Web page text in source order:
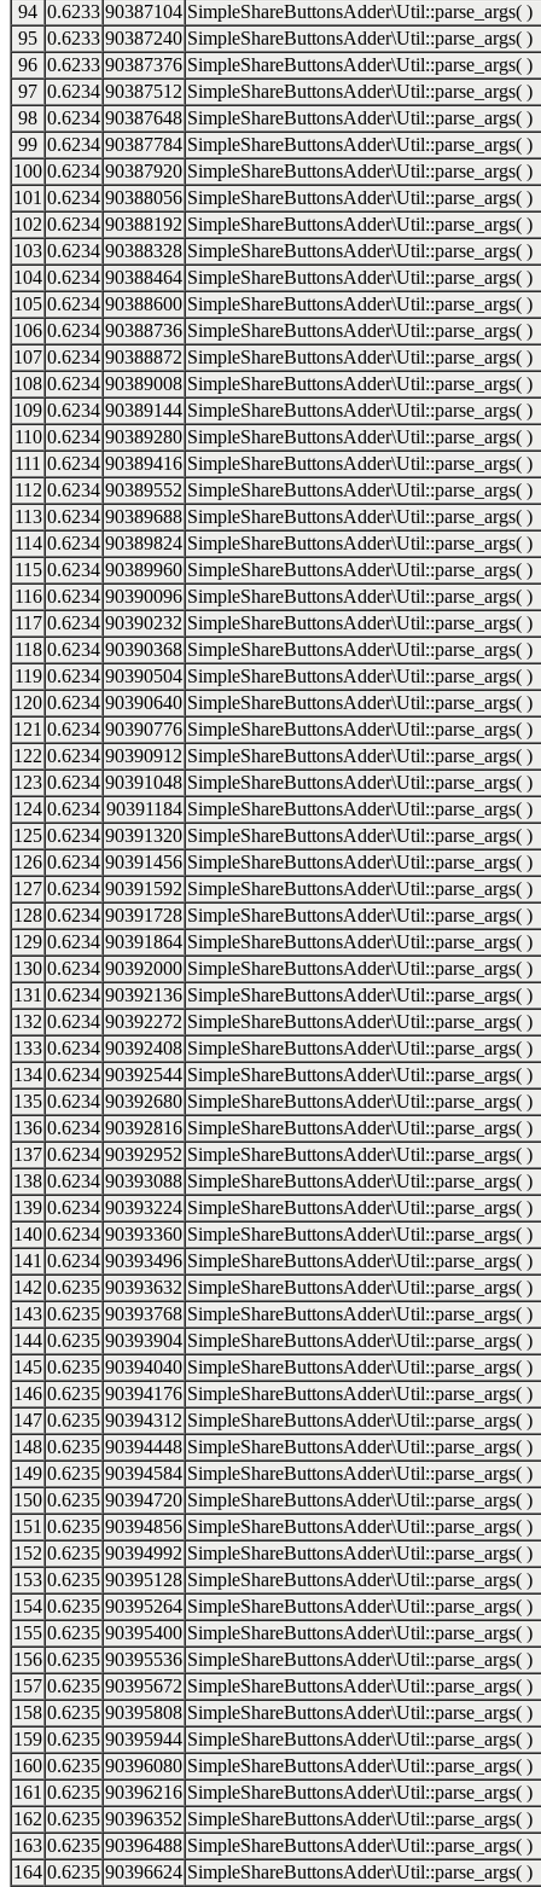
94 0.6233 90387104 SimpleShareButtonsAdder\Util::parse_args( )
95 0.6233 90387240 SimpleShareButtonsAdder\Util::parse_args( )
96 0.6233 90387376 SimpleShareButtonsAdder\Util::parse_args( )
97 0.6234 90387512 SimpleShareButtonsAdder\Util::parse_args( )
98 0.6234 90387648 SimpleShareButtonsAdder\Util::parse_args( )
99 0.6234 90387784 SimpleShareButtonsAdder\Util::parse_args( )
100 0.6234 90387920 SimpleShareButtonsAdder\Util::parse_args( )
101 0.6234 90388056 SimpleShareButtonsAdder\Util::parse_args( )
102 0.6234 90388192 SimpleShareButtonsAdder\Util::parse_args( )
103 0.6234 90388328 SimpleShareButtonsAdder\Util::parse_args( )
104 0.6234 90388464 SimpleShareButtonsAdder\Util::parse_args( )
105 0.6234 90388600 SimpleShareButtonsAdder\Util::parse_args( )
106 0.6234 90388736 SimpleShareButtonsAdder\Util::parse_args( )
107 0.6234 90388872 SimpleShareButtonsAdder\Util::parse_args( )
108 0.6234 90389008 SimpleShareButtonsAdder\Util::parse_args( )
109 0.6234 90389144 SimpleShareButtonsAdder\Util::parse_args( )
110 0.6234 90389280 SimpleShareButtonsAdder\Util::parse_args( )
111 0.6234 90389416 SimpleShareButtonsAdder\Util::parse_args( )
112 0.6234 90389552 SimpleShareButtonsAdder\Util::parse_args( )
113 0.6234 90389688 SimpleShareButtonsAdder\Util::parse_args( )
114 0.6234 90389824 SimpleShareButtonsAdder\Util::parse_args( )
115 0.6234 90389960 SimpleShareButtonsAdder\Util::parse_args( )
116 0.6234 90390096 SimpleShareButtonsAdder\Util::parse_args( )
117 0.6234 90390232 SimpleShareButtonsAdder\Util::parse_args( )
118 0.6234 90390368 SimpleShareButtonsAdder\Util::parse_args( )
119 0.6234 90390504 SimpleShareButtonsAdder\Util::parse_args( )
120 0.6234 90390640 SimpleShareButtonsAdder\Util::parse_args( )
121 0.6234 90390776 SimpleShareButtonsAdder\Util::parse_args( )
122 0.6234 90390912 SimpleShareButtonsAdder\Util::parse_args( )
123 0.6234 90391048 SimpleShareButtonsAdder\Util::parse_args( )
124 0.6234 90391184 SimpleShareButtonsAdder\Util::parse_args( )
125 0.6234 90391320 SimpleShareButtonsAdder\Util::parse_args( )
126 0.6234 90391456 SimpleShareButtonsAdder\Util::parse_args( )
127 0.6234 90391592 SimpleShareButtonsAdder\Util::parse_args( )
128 0.6234 90391728 SimpleShareButtonsAdder\Util::parse_args( )
129 0.6234 90391864 SimpleShareButtonsAdder\Util::parse_args( )
130 0.6234 90392000 SimpleShareButtonsAdder\Util::parse_args( )
131 0.6234 90392136 SimpleShareButtonsAdder\Util::parse_args( )
132 0.6234 90392272 SimpleShareButtonsAdder\Util::parse_args( )
133 0.6234 90392408 SimpleShareButtonsAdder\Util::parse_args( )
134 0.6234 90392544 SimpleShareButtonsAdder\Util::parse_args( )
135 0.6234 90392680 SimpleShareButtonsAdder\Util::parse_args( )
136 0.6234 90392816 SimpleShareButtonsAdder\Util::parse_args( )
137 0.6234 90392952 SimpleShareButtonsAdder\Util::parse_args( )
138 0.6234 90393088 SimpleShareButtonsAdder\Util::parse_args( )
139 0.6234 90393224 SimpleShareButtonsAdder\Util::parse_args( )
140 0.6234 90393360 SimpleShareButtonsAdder\Util::parse_args( )
141 0.6234 90393496 SimpleShareButtonsAdder\Util::parse_args( )
142 0.6235 90393632 SimpleShareButtonsAdder\Util::parse_args( )
143 0.6235 90393768 SimpleShareButtonsAdder\Util::parse_args( )
144 0.6235 90393904 SimpleShareButtonsAdder\Util::parse_args( )
145 0.6235 90394040 SimpleShareButtonsAdder\Util::parse_args( )
146 0.6235 90394176 SimpleShareButtonsAdder\Util::parse_args( )
147 0.6235 90394312 SimpleShareButtonsAdder\Util::parse_args( )
148 0.6235 90394448 SimpleShareButtonsAdder\Util::parse_args( )
149 0.6235 90394584 SimpleShareButtonsAdder\Util::parse_args( )
150 0.6235 90394720 SimpleShareButtonsAdder\Util::parse_args( )
151 0.6235 90394856 SimpleShareButtonsAdder\Util::parse_args( )
152 0.6235 90394992 SimpleShareButtonsAdder\Util::parse_args( )
153 0.6235 90395128 SimpleShareButtonsAdder\Util::parse_args( )
154 0.6235 90395264 SimpleShareButtonsAdder\Util::parse_args( )
155 0.6235 90395400 SimpleShareButtonsAdder\Util::parse_args( )
156 0.6235 90395536 SimpleShareButtonsAdder\Util::parse_args( )
157 0.6235 90395672 SimpleShareButtonsAdder\Util::parse_args( )
158 0.6235 90395808 SimpleShareButtonsAdder\Util::parse_args( )
159 0.6235 90395944 SimpleShareButtonsAdder\Util::parse_args( )
160 0.6235 90396080 SimpleShareButtonsAdder\Util::parse_args( )
161 0.6235 90396216 SimpleShareButtonsAdder\Util::parse_args( )
162 0.6235 90396352 SimpleShareButtonsAdder\Util::parse_args( )
163 0.6235 90396488 SimpleShareButtonsAdder\Util::parse_args( )
164 0.6235 90396624 SimpleShareButtonsAdder\Util::parse_args( )